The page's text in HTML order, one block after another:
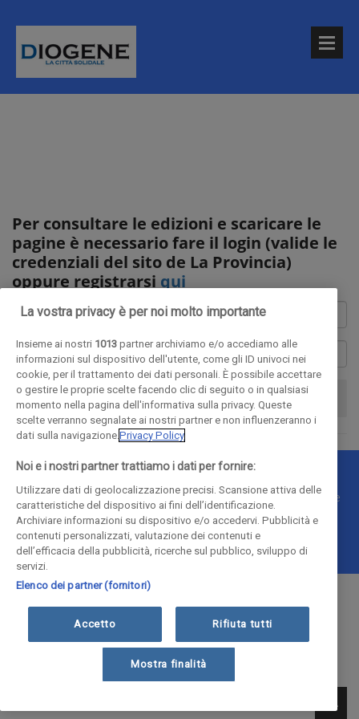
Per consultare le edizioni e scaricare le
pagine è necessario fare il login (valide le
credenziali del sito de La Provincia)
oppure registrarsi qui
© COPYRIGHT 2018 - La Provincia di Como Editoriale S.p.a.
P.IVA 00190490136 - E' vietata la riproduzione anche parziale
Iscritta al Registro Imprese di Como al n. 10410 | Capitale
Sociale Euro 1.884.300 i.v.
La vostra privacy è per noi molto importante
Insieme ai nostri 1013 partner archiviamo e/o accediamo alle
informazioni sul dispositivo dell'utente, come gli ID univoci nei
cookie, per il trattamento dei dati personali. È possibile accettare
o gestire le proprie scelte facendo clic di seguito o in qualsiasi
momento nella pagina dell'informativa sulla privacy. Queste
scelte verranno segnalate ai nostri partner e non influenzeranno i
dati sulla navigazione. Privacy Policy
Noi e i nostri partner trattiamo i dati per fornire:
Utilizzare dati di geolocalizzazione precisi. Scansione attiva delle
caratteristiche del dispositivo ai fini dell’identificazione.
Archiviare informazioni su dispositivo e/o accedervi. Pubblicità e
contenuti personalizzati, valutazione dei contenuti e
dell’efficacia della pubblicità, ricerche sul pubblico, sviluppo di
servizi.
Elenco dei partner (fornitori)
Accetto Rifiuta tutti
Mostra finalità